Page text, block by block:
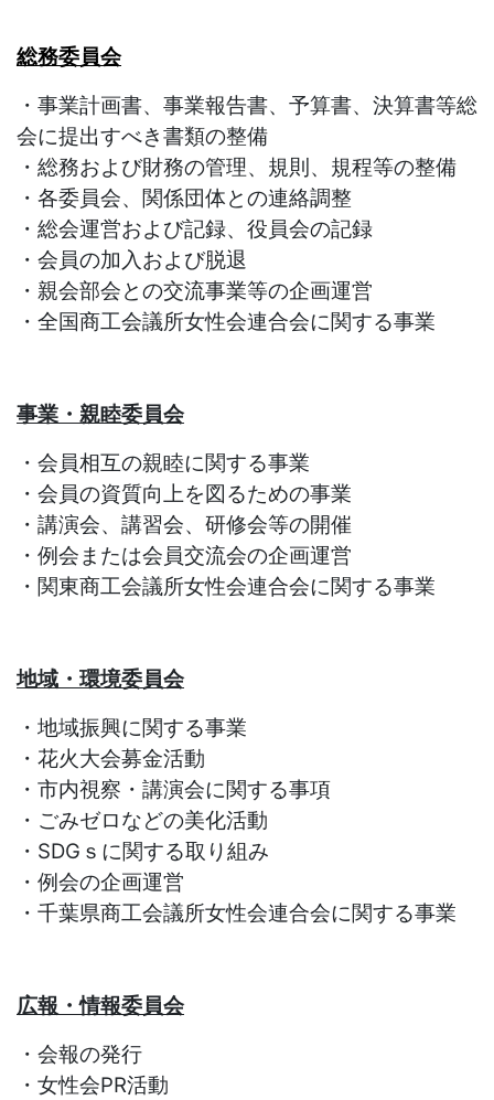
総務委員会
・事業計画書、事業報告書、予算書、決算書等総
会に提出すべき書類の整備
・総務および財務の管理、規則、規程等の整備
・各委員会、関係団体との連絡調整
・総会運営および記録、役員会の記録
・会員の加入および脱退
・親会部会との交流事業等の企画運営
・全国商工会議所女性会連合会に関する事業
事業・親睦委員会
・会員相互の親睦に関する事業
・会員の資質向上を図るための事業
・講演会、講習会、研修会等の開催
・例会または会員交流会の企画運営
・関東商工会議所女性会連合会に関する事業
地域・環境委員会
・地域振興に関する事業
・花火大会募金活動
・市内視察・講演会に関する事項
・ごみゼロなどの美化活動
・SDGｓに関する取り組み
・例会の企画運営
・千葉県商工会議所女性会連合会に関する事業
広報・情報委員会
・会報の発行
・女性会PR活動